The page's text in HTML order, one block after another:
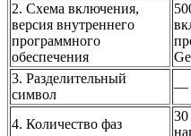
2. Схема включения,
версия внутреннего
программного
обеспечения
3. Разделительный
символ
—
4. Количество фаз